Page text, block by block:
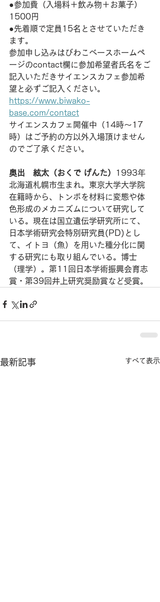
●参加費（入場料＋飲み物＋お菓子）
1500円
●先着順で定員15名とさせていただき
ます。
参加申し込みはびわこベースホームペ
ージのcontact欄に参加希望者氏名をご
記入いただきサイエンスカフェ参加希
望と必ずご記入ください。
https://www.biwako-
base.com/contact
サイエンスカフェ開催中（14時〜17
時）はご予約の方以外入場頂けません
のでご了承ください。
奥出　絃太（おくで げんた）
1993年
北海道札幌市生まれ。東京大学大学院
在籍時から、トンボを材料に変態や体
色形成のメカニズムについて研究して
いる。現在は国立遺伝学研究所にて、
日本学術研究会特別研究員(PD)とし
て、イトヨ（魚）を用いた種分化に関
する研究にも取り組んでいる。博士
（理学）。第11回日本学術振興会育志
賞・第39回井上研究奨励賞など受賞。
最新記事 すべて表示